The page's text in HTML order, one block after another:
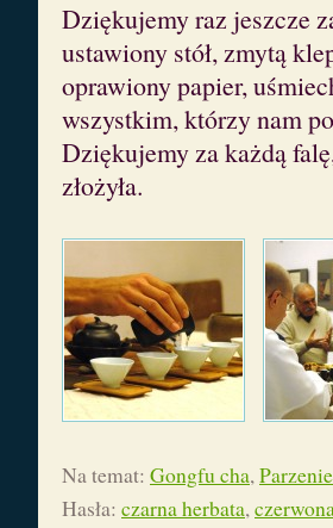
Dziękujemy raz jeszcze
ustawiony stół, zmytą
oprawiony papier,
wszystkim, którzy nam
Dziękujemy za każdą
złożyła.
Na temat: Gongfu cha,
Hasła: czarna herbata,